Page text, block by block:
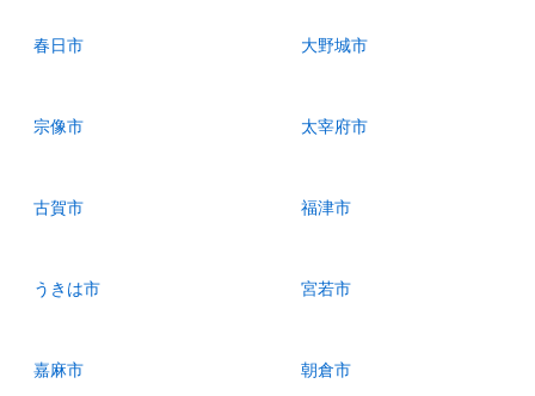
春日市 大野城市
宗像市 太宰府市
古賀市 福津市
うきは市 宮若市
嘉麻市 朝倉市